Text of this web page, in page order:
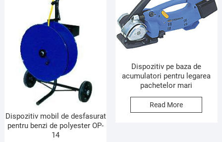
Dispozitiv mobil de desfasurat
pentru benzi de polyester OP-
14
Dispozitiv pe baza de
acumulatori pentru legarea
pachetelor mari
Read More